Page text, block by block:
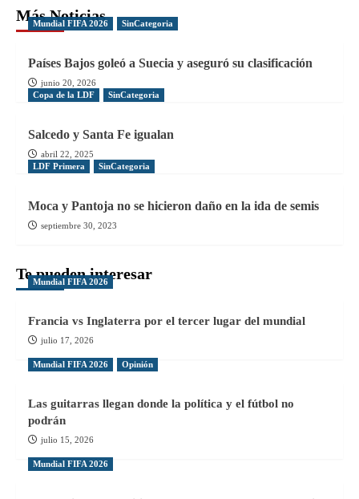
Más Noticias
Mundial FIFA 2026 SinCategoria
Países Bajos goleó a Suecia y aseguró su clasificación
junio 20, 2026
Copa de la LDF
SinCategoria
Salcedo y Santa Fe igualan
abril 22, 2025
LDF Primera
SinCategoria
Moca y Pantoja no se hicieron daño en la ida de semis
septiembre 30, 2023
Te pueden interesar
Mundial FIFA 2026
Francia vs Inglaterra por el tercer lugar del mundial
julio 17, 2026
Mundial FIFA 2026 Opinión
Las guitarras llegan donde la política y el fútbol no
podrán
julio 15, 2026
Mundial FIFA 2026